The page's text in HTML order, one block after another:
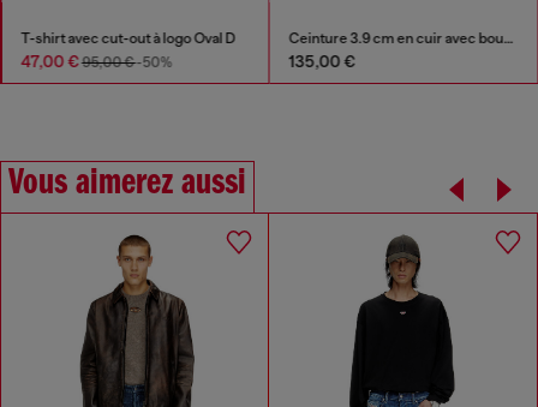
T-shirt avec cut-out à logo Oval D
47,00 €95,00 €-50%
Ceinture 3.9 cm en cuir avec boucle D
135,00 €
Vous aimerez aussi